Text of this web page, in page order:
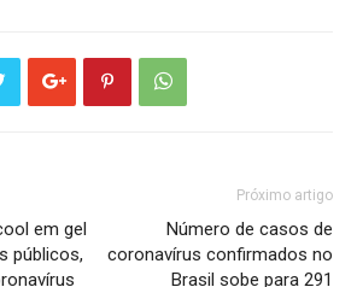
em gel
públicos,
Próximo artigo
Número de casos de
coronavírus confirmados no
Brasil sobe para 291